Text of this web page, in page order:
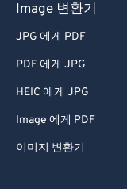
Image 변환기
JPG 에게 PDF
PDF 에게 JPG
HEIC 에게 JPG
Image 에게 PDF
이미지 변환기